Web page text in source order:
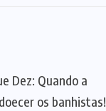
Dez: Quando a
os banhistas!